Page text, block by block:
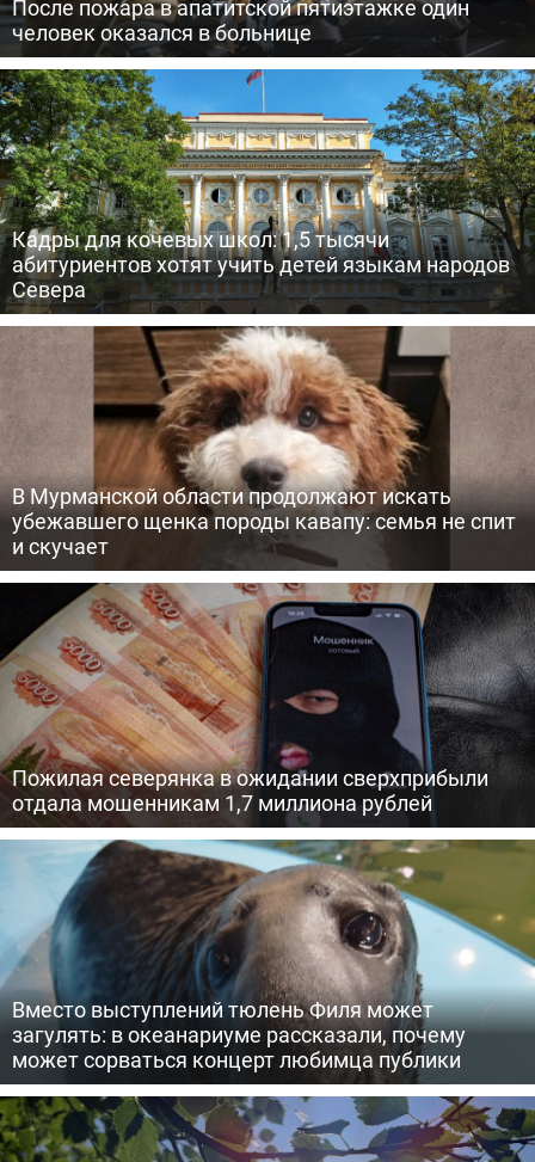
После пожара в апатитской пятиэтажке один
человек оказался в больнице
Кадры для кочевых школ: 1,5 тысячи
абитуриентов хотят учить детей языкам народов
Севера
В Мурманской области продолжают искать
убежавшего щенка породы кавапу: семья не спит
и скучает
Пожилая северянка в ожидании сверхприбыли
отдала мошенникам 1,7 миллиона рублей
Вместо выступлений тюлень Филя может
загулять: в океанариуме рассказали, почему
может сорваться концерт любимца публики